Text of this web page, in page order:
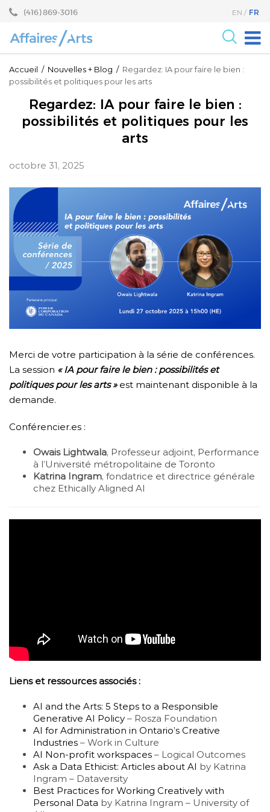
Aller
Sauter
principal
(416) 869-3016 EN FR
Pour les Arts
Pour le milieu des Affaires
Recherche
Programmes
Accueil / Nouvelles+ Blog / Regardez: IA pour faire le bien :
possibilités et politiques pour les arts
Regardez: IA pour faire le bien :
possibilités et politiques pour les
arts
octobre 31, 2025
Merci de votre participation à la série de conférences.
La session « IA pour faire le bien : possibilités et
politiques pour les arts »est maintenant disponible à la
demande.
Conférencier.es :
Owais Lightwala, Professeur adjoint, Performance
à l’Université métropolitaine de Toronto
Katrina Ingram, fondatrice et directrice générale
chez Ethically Aligned AI
Liens et ressources associés :
AI and the Arts: 5 Steps to a Responsible
Generative AI Policy – Rosza Foundation
AI for Administration in Ontario’s Creative
Industries – Work in Culture
AI Non-profit workspaces – Logical Outcomes
Ask a Data Ethicist: Articles about AI by Katrina
Ingram – Dataversity
Best Practices for Working Creatively with
Personal Data by Katrina Ingram – University of